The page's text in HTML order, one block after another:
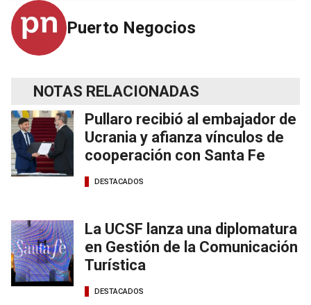
Puerto Negocios
NOTAS RELACIONADAS
Pullaro recibió al embajador de
Ucrania y afianza vínculos de
cooperación con Santa Fe
DESTACADOS
La UCSF lanza una diplomatura
en Gestión de la Comunicación
Turística
DESTACADOS